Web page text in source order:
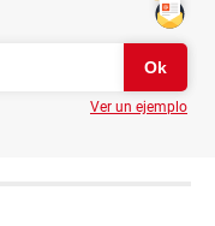
Ver un ejemplo